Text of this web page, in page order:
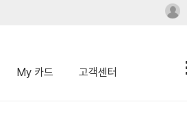
My 카드 고객센터